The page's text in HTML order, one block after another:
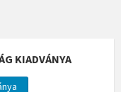
KIADVÁNYA